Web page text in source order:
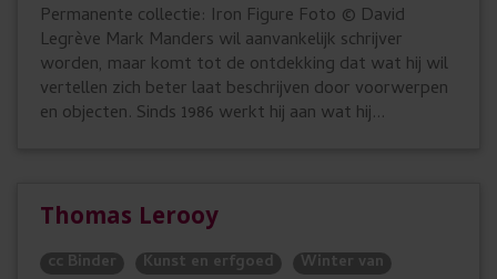
Permanente collectie: Iron Figure Foto © David
Legrève Mark Manders wil aanvankelijk schrijver
worden, maar komt tot de ontdekking dat wat hij wil
vertellen zich beter laat beschrijven door voorwerpen
en objecten. Sinds 1986 werkt hij aan wat hij...
Thomas Lerooy
cc Binder Kunst en erfgoed Winter van